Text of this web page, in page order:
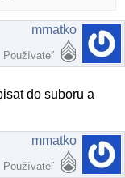
mmatko
Používateľ
do suboru a
mmatko
Používateľ